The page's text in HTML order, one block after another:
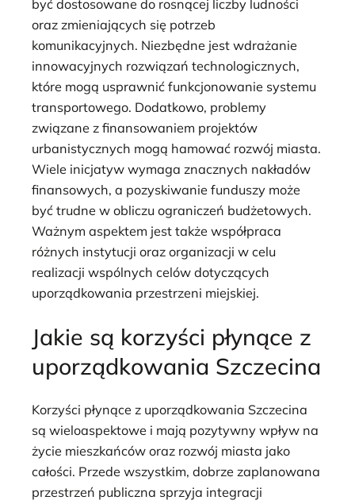
być dostosowane do rosnącej liczby ludności
oraz zmieniających się potrzeb
komunikacyjnych. Niezbędne jest wdrażanie
innowacyjnych rozwiązań technologicznych,
które mogą usprawnić funkcjonowanie systemu
transportowego. Dodatkowo, problemy
związane z finansowaniem projektów
urbanistycznych mogą hamować rozwój miasta.
Wiele inicjatyw wymaga znacznych nakładów
finansowych, a pozyskiwanie funduszy może
być trudne w obliczu ograniczeń budżetowych.
Ważnym aspektem jest także współpraca
różnych instytucji oraz organizacji w celu
realizacji wspólnych celów dotyczących
uporządkowania przestrzeni miejskiej.
Jakie są korzyści płynące z
uporządkowania Szczecina
Korzyści płynące z uporządkowania Szczecina
są wieloaspektowe i mają pozytywny wpływ na
życie mieszkańców oraz rozwój miasta jako
całości. Przede wszystkim, dobrze zaplanowana
przestrzeń publiczna sprzyja integracji